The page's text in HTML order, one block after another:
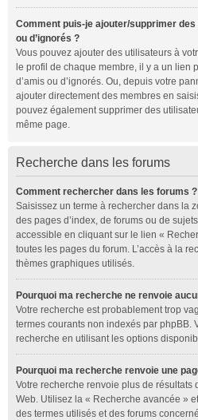
Comment puis-je ajouter/supprimer
ou d’ignorés ?
Vous pouvez ajouter des utilisateurs à
le profil de chaque membre, il y a un lien
d’amis ou d’ignorés. Ou, depuis votre
ajouter directement des membres en
pouvez également supprimer des
même page.
Recherche dans les forums
Comment rechercher dans les forums ?
Saisissez un terme à rechercher dans la
des pages d’index, de forums ou de
accessible en cliquant sur le lien «
toutes les pages du forum. L’accès à la
thèmes graphiques utilisés.
Pourquoi ma recherche ne renvoie
Votre recherche est probablement trop
termes courants non indexés par phpBB.
recherche en utilisant les options
Pourquoi ma recherche renvoie une
Votre recherche renvoie plus de résultats
Web. Utilisez la « Recherche avancée »
des termes utilisés et des forums